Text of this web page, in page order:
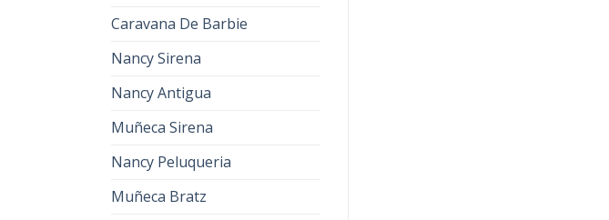
Caravana De Barbie
Nancy Sirena
Nancy Antigua
Muñeca Sirena
Nancy Peluqueria
Muñeca Bratz